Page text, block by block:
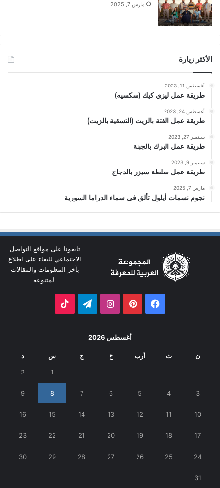
مارس 7, 2025
الأكثر زيارة
أغسطس 11, 2023
طريقة عمل ليزي كيك (سكسيه)
أغسطس 24, 2023
طريقة عمل الفتة بالزيت (التسقية بالزيت)
سبتمبر 27, 2023
طريقة عمل البرك بالجبنة
سبتمبر 9, 2023
طريقة عمل سلطة سيزر بالدجاج
مارس 7, 2025
نجوم نسمات أيلول تألق في سماء الدراما السورية
تابعونا على مواقع التواصل
الاجتماعي للبقاء على اطلاع
بآخر المعلومات والمقالات
المتنوعة
فيسبوك بينتيريستانستقرامتيلقرام
أغسطس 2026
ن ث أرب خ ج س د
1
2
3
4
5
6
7
8
9
10
11
12
13
14
15
16
17
18
19
20
21
22
23
24
25
26
27
28
29
30
31